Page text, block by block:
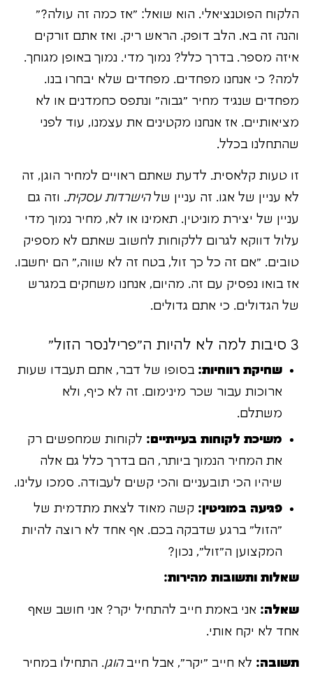
הלקוח הפוטנציאלי. הוא שואל: "אז כמה זה עולה?"
והנה זה בא. הלב דופק. הראש ריק. ואז אתם זורקים
איזה מספר. בדרך כלל? נמוך מדי. נמוך באופן מגוחך.
למה? כי אנחנו מפחדים. מפחדים שלא יבחרו בנו.
מפחדים שנגיד מחיר "גבוה" ונתפס כחמדנים או לא
מציאותיים. אז אנחנו מקטינים את עצמנו, עוד לפני
שהתחלנו בכלל.
זו טעות קלאסית. לדעת שאתם ראויים למחיר הוגן, זה
לא עניין של אגו. זה עניין שלהישרדות עסקית. וזה גם
עניין של יצירת מוניטין. תאמינו או לא, מחיר נמוך מדי
עלול דווקא לגרום ללקוחות לחשוב שאתם לא מספיק
טובים. "אם זה כל כך זול, בטח זה לא שווה," הם יחשבו.
אז בואו נפסיק עם זה. מהיום, אנחנו משחקים במגרש
של הגדולים. כי אתם גדולים.
3 סיבות למה לא להיות ה"פרילנסר הזול"
שחיקת רווחיות: בסופו של דבר, אתם תעבדו שעות
ארוכות עבור שכר מינימום. זה לא כיף, ולא
משתלם.
משיכת לקוחות בעייתיים: לקוחות שמחפשים רק
את המחיר הנמוך ביותר, הם בדרך כלל גם אלה
שיהיו הכי תובעניים והכי קשים לעבודה. סמכו עלינו.
פגיעה במוניטין: קשה מאוד לצאת מתדמית של
"הזול" ברגע שדבקה בכם. אף אחד לא רוצה להיות
המקצוען ה"זול", נכון?
שאלות ותשובות מהירות:
שאלה: אני באמת חייב להתחיל יקר? אני חושב שאף
אחד לא יקח אותי.
תשובה: לא חייב "יקר", אבל חייבהוגן. התחילו במחיר